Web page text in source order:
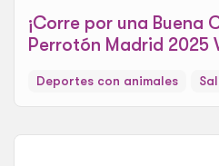
¡Corre por una Buena
Perrotón Madrid 2025
Deportes con animales